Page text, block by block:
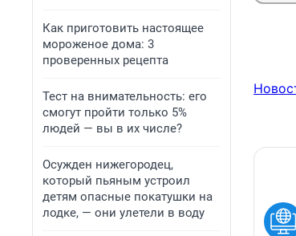
Как приготовить настоящее
мороженое дома: 3
проверенных рецепта
Тест на внимательность: его
смогут пройти только 5%
людей — вы в их числе?
Осужден нижегородец,
который пьяным устроил
детям опасные покатушки на
лодке, — они улетели в воду